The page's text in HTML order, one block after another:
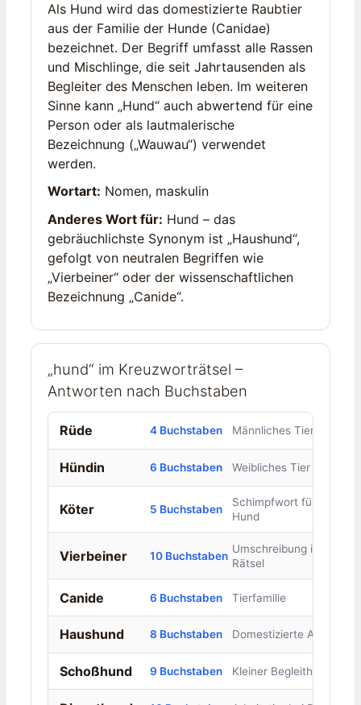
Als Hund wird das domestizierte Raubtier
aus der Familie der Hunde (Canidae)
bezeichnet. Der Begriff umfasst alle Rassen
und Mischlinge, die seit Jahrtausenden als
Begleiter des Menschen leben. Im weiteren
Sinne kann „Hund“ auch abwertend für eine
Person oder als lautmalerische
Bezeichnung („Wauwau“) verwendet
werden.
Wortart: Nomen, maskulin
Anderes Wort für: Hund – das
gebräuchlichste Synonym ist „Haushund“,
gefolgt von neutralen Begriffen wie
„Vierbeiner“ oder der wissenschaftlichen
Bezeichnung „Canide“.
„hund“ im Kreuzworträtsel –
Antworten nach Buchstaben
Rüde 4 Buchstaben Männliches Tier
Hündin 6 Buchstaben Weibliches Tier
Köter 5 Buchstaben
Schimpfwort für
Hund
Vierbeiner 10 Buchstaben
Umschreibung im
Rätsel
Canide 6 Buchstaben Tierfamilie
Haushund 8 Buchstaben Domestizierte Art
Schoßhund 9 Buchstaben Kleiner Begleithund